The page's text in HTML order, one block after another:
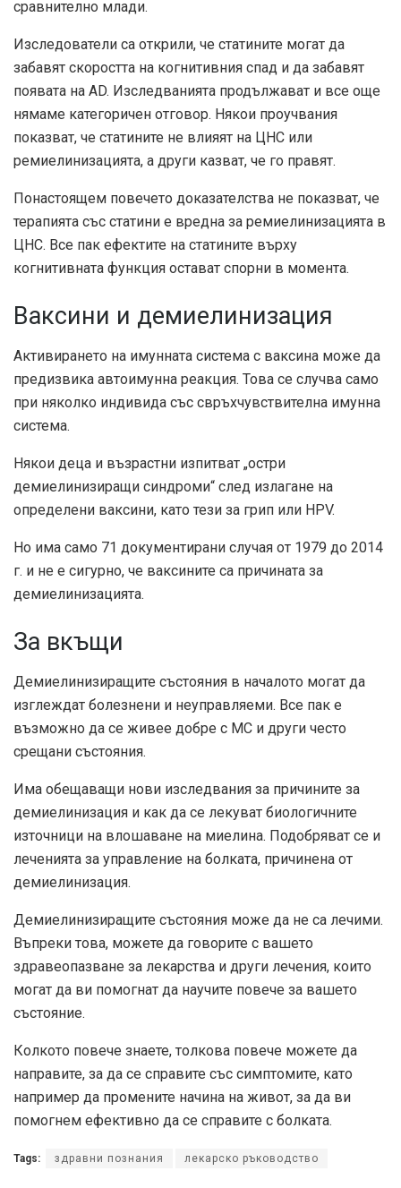
сравнително млади.
Изследователи са открили, че статините могат да
забавят скоростта на когнитивния спад и да забавят
появата на AD. Изследванията продължават и все още
нямаме категоричен отговор. Някои проучвания
показват, че статините не влияят на ЦНС или
ремиелинизацията, а други казват, че го правят.
Понастоящем повечето доказателства не показват, че
терапията със статини е вредна за ремиелинизацията в
ЦНС. Все пак ефектите на статините върху
когнитивната функция остават спорни в момента.
Ваксини и демиелинизация
Активирането на имунната система с ваксина може да
предизвика автоимунна реакция. Това се случва само
при няколко индивида със свръхчувствителна имунна
система.
Някои деца и възрастни изпитват „остри
демиелинизиращи синдроми“ след излагане на
определени ваксини, като тези за грип или HPV.
Но има само 71 документирани случая от 1979 до 2014
г. и не е сигурно, че ваксините са причината за
демиелинизацията.
За вкъщи
Демиелинизиращите състояния в началото могат да
изглеждат болезнени и неуправляеми. Все пак е
възможно да се живее добре с МС и други често
срещани състояния.
Има обещаващи нови изследвания за причините за
демиелинизация и как да се лекуват биологичните
източници на влошаване на миелина. Подобряват се и
леченията за управление на болката, причинена от
демиелинизация.
Демиелинизиращите състояния може да не са лечими.
Въпреки това, можете да говорите с вашето
здравеопазване за лекарства и други лечения, които
могат да ви помогнат да научите повече за вашето
състояние.
Колкото повече знаете, толкова повече можете да
направите, за да се справите със симптомите, като
например да промените начина на живот, за да ви
помогнем ефективно да се справите с болката.
Tags: здравни познания лекарско ръководство